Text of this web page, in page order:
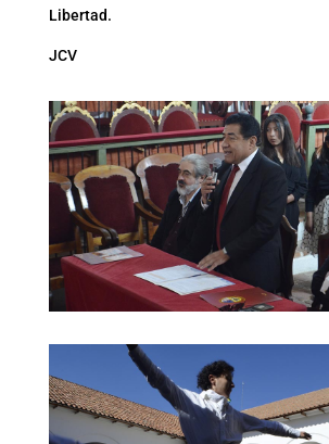
Libertad.
JCV